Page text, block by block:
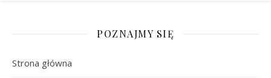
POZNAJMY SIĘ
Strona główna